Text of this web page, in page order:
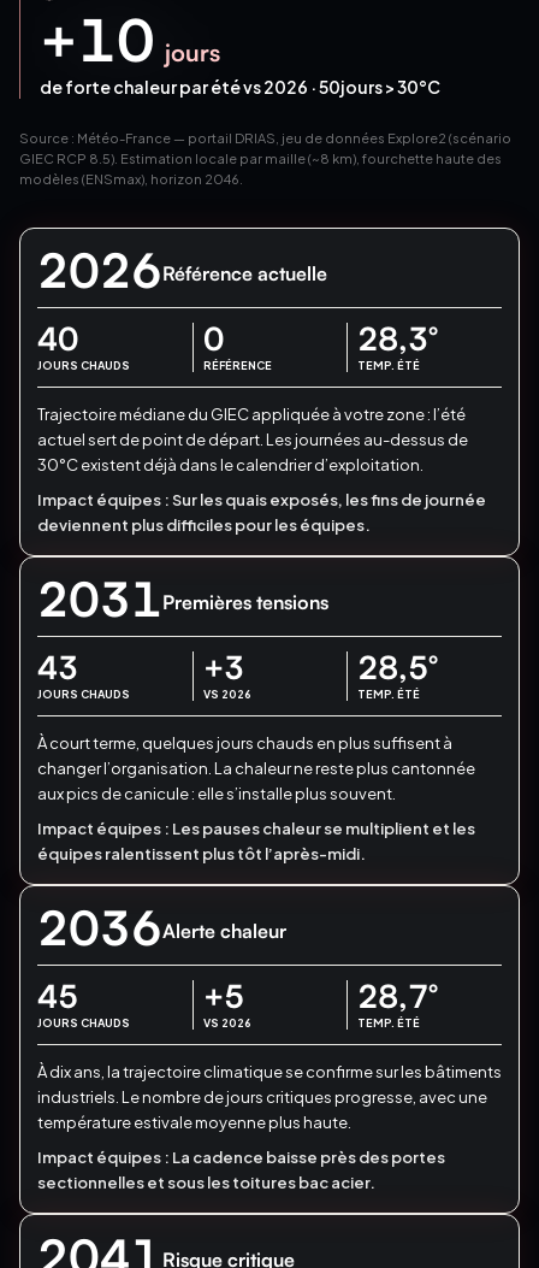
+10 jours
de forte chaleur par été vs 2026 ·50jours > 30°C
Source : Météo-France — portail DRIAS, jeu de données Explore2 (scénario
GIEC RCP 8.5). Estimation locale par maille (~8 km), fourchette haute des
modèles (ENSmax), horizon 2046.
2026Référence actuelle
40
JOURS CHAUDS
0
RÉFÉRENCE
28,3°
TEMP. ÉTÉ
Trajectoire médiane du GIEC appliquée à votre zone : l’été
actuel sert de point de départ. Les journées au-dessus de
30°C existent déjà dans le calendrier d’exploitation.
Impact équipes :Sur les quais exposés, les fins de journée
deviennent plus difficiles pour les équipes.
2031Premières tensions
43
JOURS CHAUDS
+3
VS 2026
28,5°
TEMP. ÉTÉ
À court terme, quelques jours chauds en plus suffisent à
changer l’organisation. La chaleur ne reste plus cantonnée
aux pics de canicule : elle s’installe plus souvent.
Impact équipes : Les pauses chaleur se multiplient et les
équipes ralentissent plus tôt l’après-midi.
2036Alerte chaleur
45
JOURS CHAUDS
+5
VS 2026
28,7°
TEMP. ÉTÉ
À dix ans, la trajectoire climatique se confirme sur les bâtiments
industriels. Le nombre de jours critiques progresse, avec une
température estivale moyenne plus haute.
Impact équipes : La cadence baisse près des portes
sectionnelles et sous les toitures bac acier.
2041 Risque critique